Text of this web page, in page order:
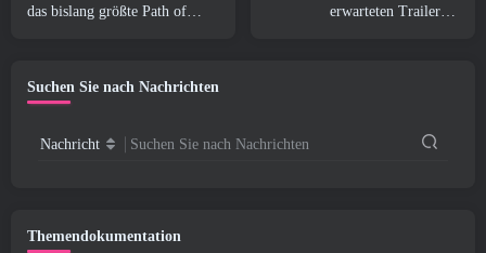
das bislang größte Path of
erwarteten Trailer zu
Suchen Sie nach Nachrichten
Nachricht Suchen Sie nach Nachrichten
Themendokumentation